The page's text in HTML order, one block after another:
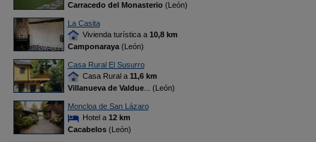
Carracedo del Monasterio(León)
La Casita
Vivienda turística a 10,8 km
Camponaraya(León)
Casa Rural El Susurro
Casa Rural a 11,6 km
Villanueva de Valdue... (León)
Moncloa de San Lázaro
Hotel a 12 km
Cacabelos(León)